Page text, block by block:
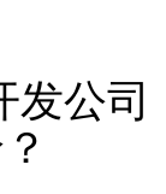
发公司